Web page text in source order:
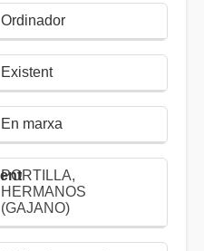
Ordinador
Existent
En marxa
PORTILLA,
HERMANOS
(GAJANO)